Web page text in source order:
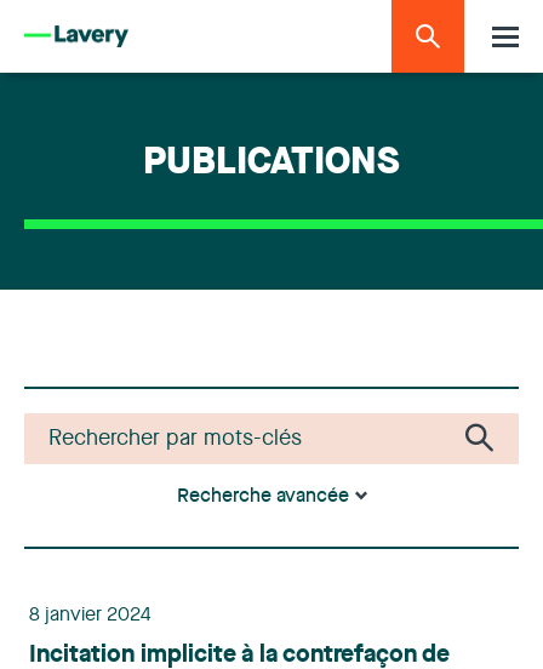
PUBLICATIONS
Recherche avancée
8 janvier 2024
Incitation implicite à la contrefaçon de